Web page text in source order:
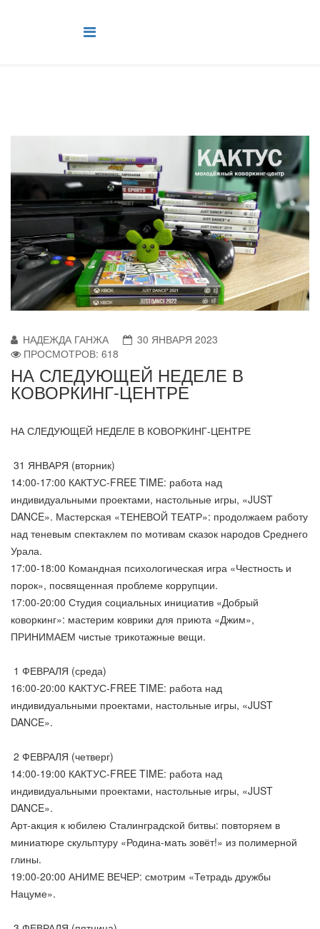
НАДЕЖДА ГАНЖА
30 ЯНВАРЯ 2023
ПРОСМОТРОВ: 618
НА СЛЕДУЮЩЕЙ НЕДЕЛЕ В
КОВОРКИНГ-ЦЕНТРЕ
НА СЛЕДУЮЩЕЙ НЕДЕЛЕ В КОВОРКИНГ-ЦЕНТРЕ
31 ЯНВАРЯ (вторник)
14:00-17:00 КАКТУС-FREE TIME: работа над
индивидуальными проектами, настольные игры, «JUST
DANCE». Мастерская «ТЕНЕВОЙ ТЕАТР»: продолжаем работу
над теневым спектаклем по мотивам сказок народов Среднего
Урала.
17:00-18:00 Командная психологическая игра «Честность и
порок», посвященная проблеме коррупции.
17:00-20:00 Студия социальных инициатив «Добрый
коворкинг»: мастерим коврики для приюта «Джим»,
ПРИНИМАЕМ чистые трикотажные вещи.
1 ФЕВРАЛЯ (среда)
16:00-20:00 КАКТУС-FREE TIME: работа над
индивидуальными проектами, настольные игры, «JUST
DANCE».
2 ФЕВРАЛЯ (четверг)
14:00-19:00 КАКТУС-FREE TIME: работа над
индивидуальными проектами, настольные игры, «JUST
DANCE».
Арт-акция к юбилею Сталинградской битвы: повторяем в
миниатюре скульптуру «Родина-мать зовёт!» из полимерной
глины.
19:00-20:00 АНИМЕ ВЕЧЕР: смотрим «Тетрадь дружбы
Нацуме».